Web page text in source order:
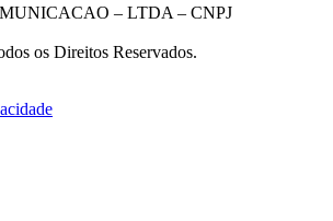
– LTDA – CNPJ
os Direitos Reservados.